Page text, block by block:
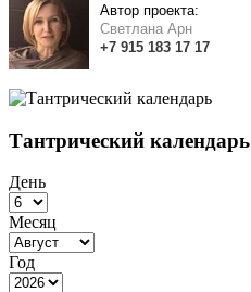
Автор проекта:
Светлана Арн
+7 915 183 17 17
Тантрический календарь
День
Месяц
Год